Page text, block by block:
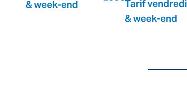
& week-end
Tarif vendredi
& week-end